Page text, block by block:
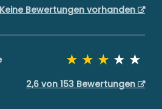
Keine Bewertungen vorhanden
2,6 von 153 Bewertungen